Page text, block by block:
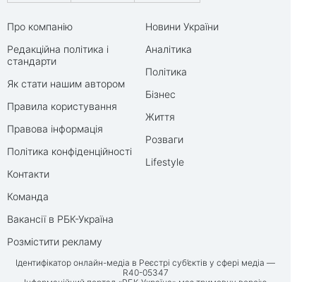
Про компанію
Редакційна політика і
стандарти
Як стати нашим автором
Правила користування
Правова інформація
Політика конфіденційності
Контакти
Команда
Вакансії в РБК-Україна
Розмістити рекламу
Новини України
Аналітика
Політика
Бізнес
Життя
Розваги
Lifestyle
Ідентифікатор онлайн-медіа в Реєстрі суб’єктів у сфері медіа —
R40-05347